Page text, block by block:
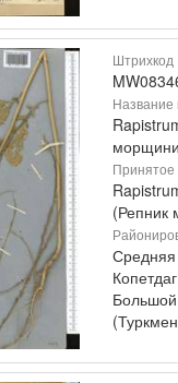
Штрихкод
Название
Принятое
(Репник
Средняя